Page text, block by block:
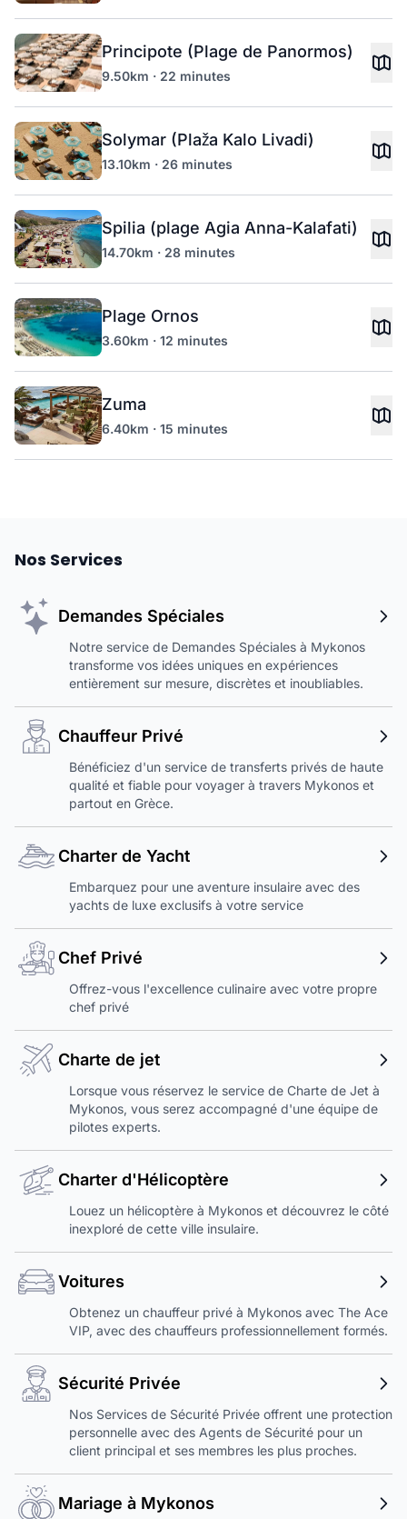
Principote (Plage de Panormos)
9.50km · 22 minutes
Solymar (Plaža Kalo Livadi)
13.10km · 26 minutes
Spilia (plage Agia Anna-Kalafati)
14.70km · 28 minutes
Plage Ornos
3.60km · 12 minutes
Zuma
6.40km · 15 minutes
Nos Services
Demandes Spéciales
Notre service de Demandes Spéciales à Mykonos
transforme vos idées uniques en expériences
entièrement sur mesure, discrètes et inoubliables.
Chauffeur Privé
Bénéficiez d'un service de transferts privés de haute
qualité et fiable pour voyager à travers Mykonos et
partout en Grèce.
Charter de Yacht
Embarquez pour une aventure insulaire avec des
yachts de luxe exclusifs à votre service
Chef Privé
Offrez-vous l'excellence culinaire avec votre propre
chef privé
Charte de jet
Lorsque vous réservez le service de Charte de Jet à
Mykonos, vous serez accompagné d'une équipe de
pilotes experts.
Charter d'Hélicoptère
Louez un hélicoptère à Mykonos et découvrez le côté
inexploré de cette ville insulaire.
Voitures
Obtenez un chauffeur privé à Mykonos avec The Ace
VIP, avec des chauffeurs professionnellement formés.
Sécurité Privée
Nos Services de Sécurité Privée offrent une protection
personnelle avec des Agents de Sécurité pour un
client principal et ses membres les plus proches.
Mariage à Mykonos